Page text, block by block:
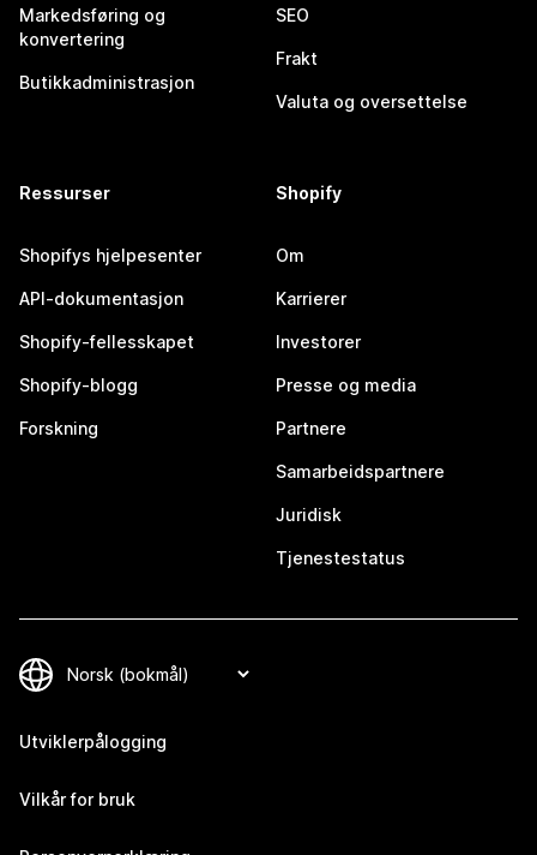
Markedsføring og
konvertering
Butikkadministrasjon
SEO
Frakt
Valuta og oversettelse
Ressurser
Shopifys hjelpesenter
API-dokumentasjon
Shopify-fellesskapet
Shopify-blogg
Forskning
Shopify
Om
Karrierer
Investorer
Presse og media
Partnere
Samarbeidspartnere
Juridisk
Tjenestestatus
Utviklerpålogging
Vilkår for bruk